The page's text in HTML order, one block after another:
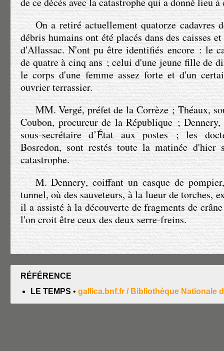
On a retiré actuellement quatorze cadavres
débris humains ont été placés dans des caisses
d'Allassac. N'ont pu être identifiés encore : le
de quatre à cinq ans ; celui d'une jeune fille de
le corps d'une femme assez forte et d'un
ouvrier terrassier.
MM. Vergé, préfet de la Corrèze ; Théaux,
Coubon, procureur de la République ;
sous-secrétaire d’État aux postes ; les
Bosredon, sont restés toute la matinée
catastrophe.
M. Dennery, coiffant un casque de
tunnel, où des sauveteurs, à la lueur de torches,
il a assisté à la découverte de fragments de
l'on croit être ceux des deux serre-freins.
RÉFÉRENCE
LE TEMPS • gallica.bnf.fr / Bibliothèque Nationale